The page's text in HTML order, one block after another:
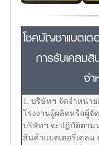
โชคบัญชาแบตเ
การรับเคลม
จ
1. บริษัทฯ จัดจำหน่า
โรงงานผู้ผลิตหรือผู้จั
บริษัทฯ จะปฎิบัติตาม
สินค้าแบตเตอรี่เคลม